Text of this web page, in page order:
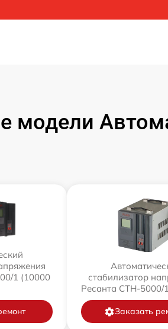
модели
1 (10000
стабилизатор
Ресанта СТН-5000/
Заказать